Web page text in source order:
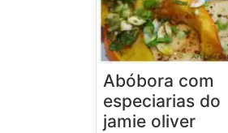
Abóbora com
especiarias do
jamie oliver